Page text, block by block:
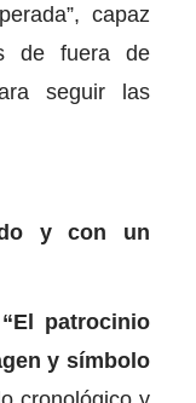
capaz
de fuera de
seguir las
y con un
“El patrocinio
y símbolo